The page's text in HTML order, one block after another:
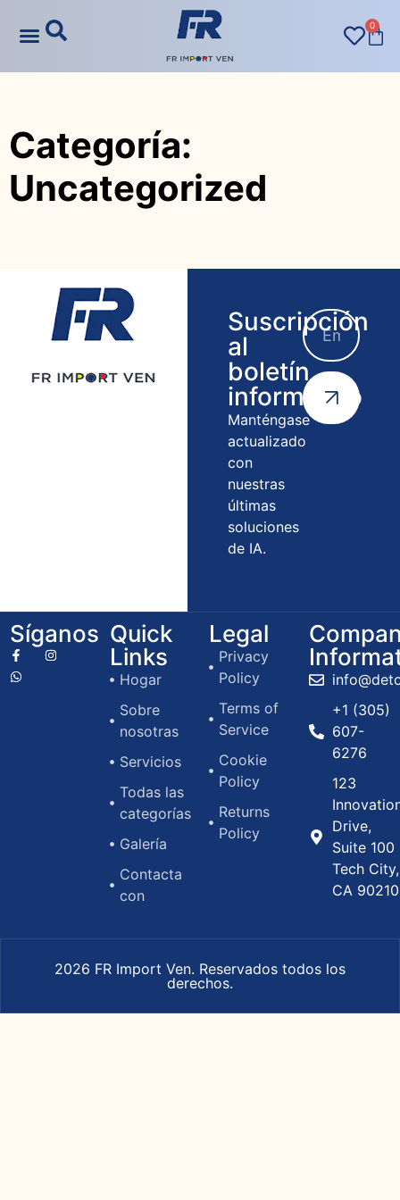
0
Categoría:
Uncategorized
Suscripción
al
boletín
informativo
Manténgase
actualizado
con
nuestras
últimas
soluciones
de IA.
Síganos Quick
Links
Hogar
Sobre
nosotras
Servicios
Todas las
categorías
Galería
Contacta
con
Legal
Privacy
Policy
Terms of
Service
Cookie
Policy
Returns
Policy
+1 (305)
607-
6276
123
Drive,
Suite 100
Tech City,
CA 90210
2026 FR Import Ven. Reservados todos los
derechos.